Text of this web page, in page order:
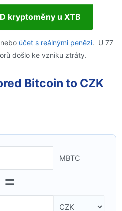
kryptoměny u XTB
nebo účet s reálnými penězi. U 77
došlo ke vzniku ztráty.
Bitcoin to CZK
MBTC
=